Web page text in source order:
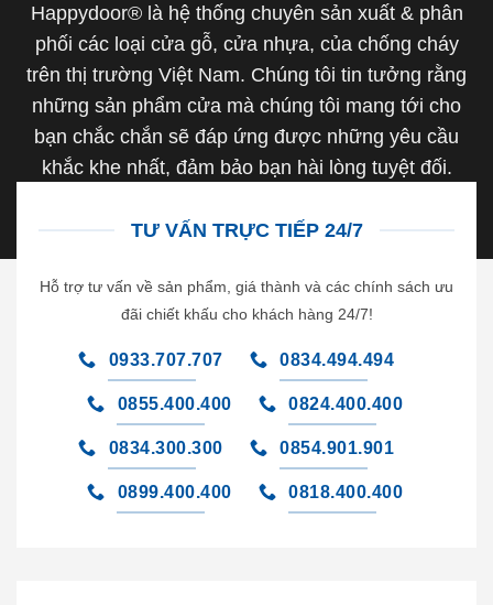
Happydoor® là hệ thống chuyên sản xuất & phân
phối các loại cửa gỗ, cửa nhựa, của chống cháy
trên thị trường Việt Nam. Chúng tôi tin tưởng rằng
những sản phẩm cửa mà chúng tôi mang tới cho
bạn chắc chắn sẽ đáp ứng được những yêu cầu
khắc khe nhất, đảm bảo bạn hài lòng tuyệt đối.
TƯ VẤN TRỰC TIẾP 24/7
Hỗ trợ tư vấn về sản phẩm, giá thành và các chính sách ưu
đãi chiết khấu cho khách hàng 24/7!
0933.707.707 0834.494.494
0855.400.400 0824.400.400
0834.300.300 0854.901.901
0899.400.400 0818.400.400